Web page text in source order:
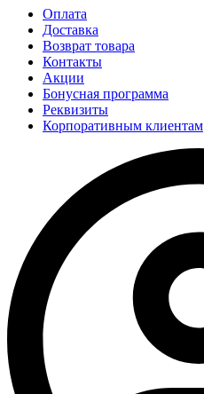
Оплата
Доставка
Возврат товара
Контакты
Акции
Бонусная программа
Реквизиты
Корпоративным клиентам